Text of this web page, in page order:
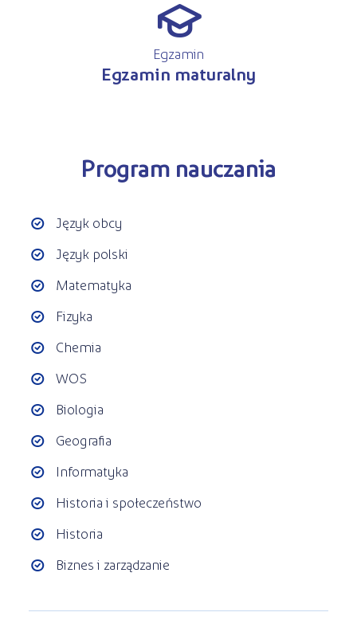
q
Egzamin
Egzamin maturalny
Program nauczania
Język obcy
Język polski
Matematyka
Fizyka
Chemia
WOS
Biologia
Geografia
Informatyka
Historia i społeczeństwo
Historia
Biznes i zarządzanie